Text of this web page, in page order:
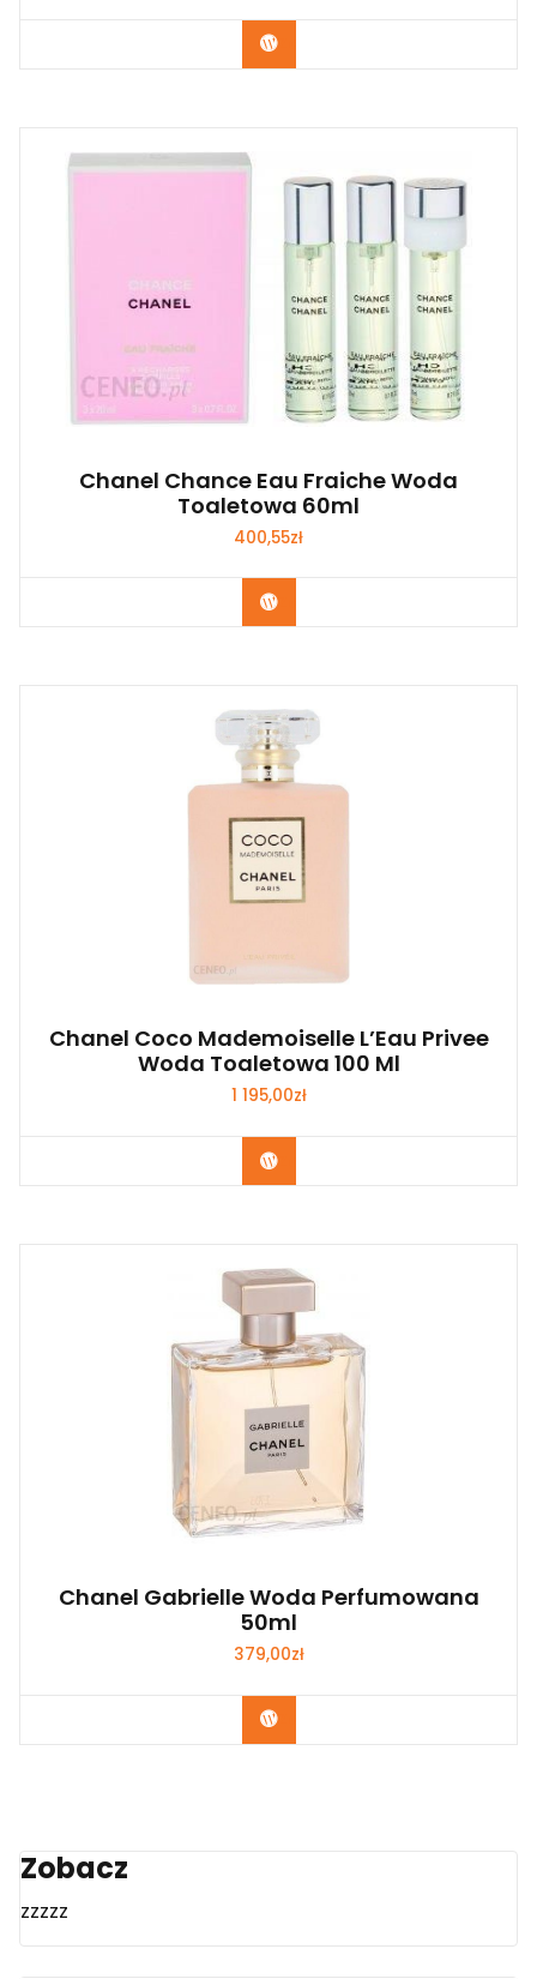
Zobacz
Chanel Chance Eau Fraiche Woda
Toaletowa 60ml
400,55zł
Zobacz
Chanel Coco Mademoiselle L’Eau Privee
Woda Toaletowa 100 Ml
1 195,00zł
Zobacz
Chanel Gabrielle Woda Perfumowana
50ml
379,00zł
Zobacz
Zobacz
zzzzz